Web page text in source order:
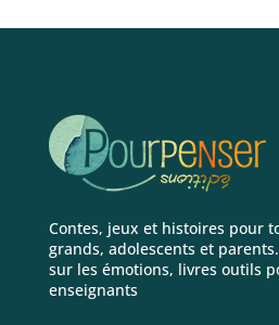
Contes, jeux et histoires pour
grands, adolescents et
sur les émotions, livres outils
enseignants